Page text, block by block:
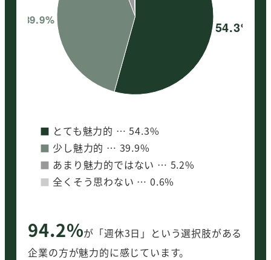
■ とても魅力的 … 54.3%
■ 少し魅力的 … 39.9%
■ あまり魅力的ではない … 5.2%
■ 全くそう思わない … 0.6%
94.2%が「週休3日」という選択肢がある
企業の方が魅力的に感じています。